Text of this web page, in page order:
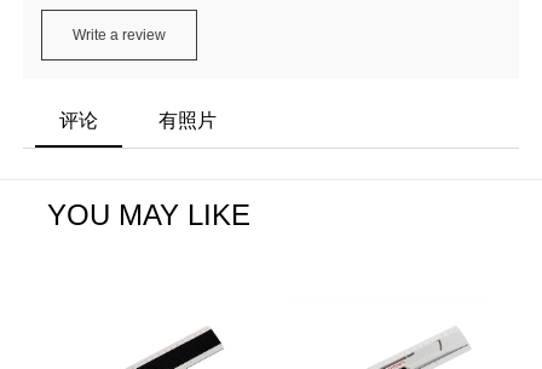
Write a review
评论 有照片
YOU MAY LIKE